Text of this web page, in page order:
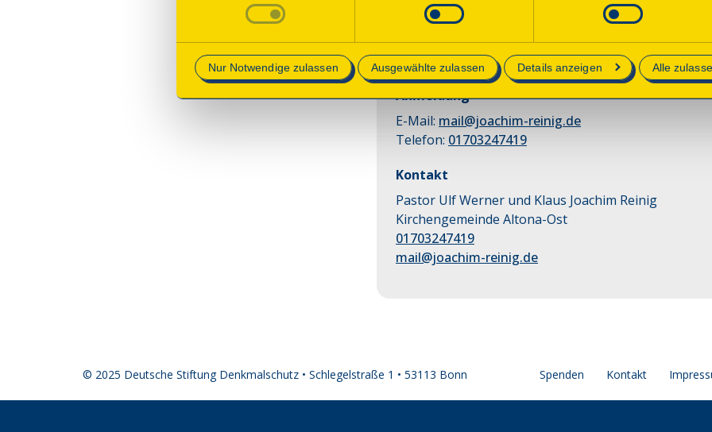
Nur Notwendige zulassen Ausgewählte zulassen Details anzeigen Alle
Sonntag, 13.09.2026 11:00 Uhr
| Dauer:60
Die zu einer Kirche der Stille umgewidmeten
erläutert
Anmeldung
E-Mail: mail@joachim-reinig.de
Telefon: 01703247419
Kontakt
Pastor Ulf Werner und Klaus Joachim Reinig
Kirchengemeinde Altona-Ost
01703247419
mail@joachim-reinig.de
© 2025 Deutsche Stiftung Denkmalschutz • Schlegelstraße 1 • 53113 Bonn Spenden Kontakt